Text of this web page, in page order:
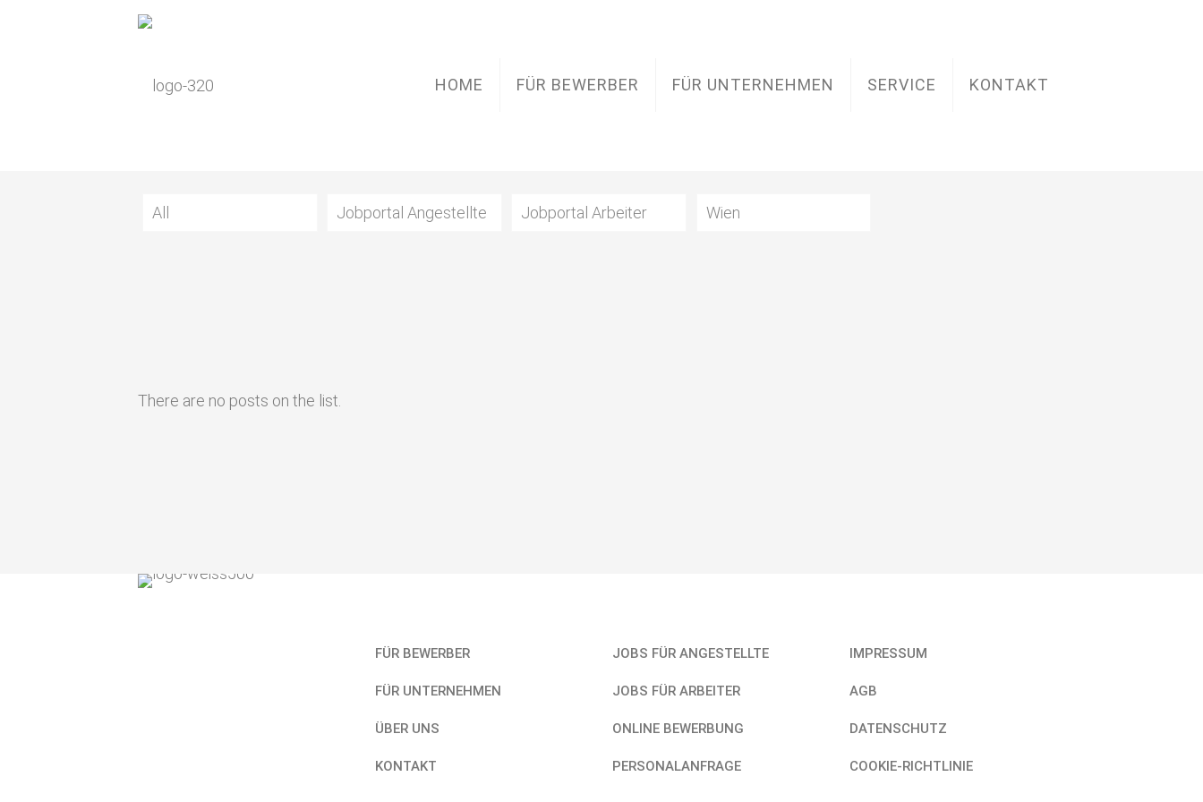
HOME FÜR BEWERBER FÜR UNTERNEHMEN SERVICE KONTAKT
All Jobportal Angestellte Jobportal Arbeiter Wien
There are no posts on the list.
FÜR BEWERBER
FÜR UNTERNEHMEN
ÜBER UNS
KONTAKT
JOBS FÜR ANGESTELLTE
JOBS FÜR ARBEITER
ONLINE BEWERBUNG
PERSONALANFRAGE
IMPRESSUM
AGB
DATENSCHUTZ
COOKIE-RICHTLINIE